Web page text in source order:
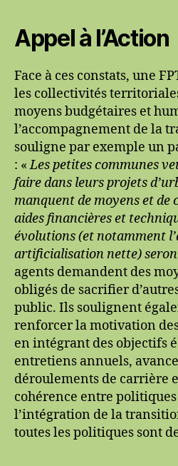
Appel à l’Action
Face à ces constats, une
les collectivités
moyens budgétaires et
l’accompagnement de la
souligne par exemple un
: «Les petites communes
faire dans leurs projets
manquent de moyens et de
aides financières et
évolutions (et notamment
artificialisation nette)
agents demandent des
obligés de sacrifier
public. Ils soulignent
renforcer la motivation
en intégrant des objectifs
entretiens annuels,
déroulements de carrière
cohérence entre
l’intégration de la
toutes les politiques sont